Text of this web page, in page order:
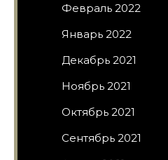
Февраль 2022
Январь 2022
Декабрь 2021
Ноябрь 2021
Октябрь 2021
Сентябрь 2021